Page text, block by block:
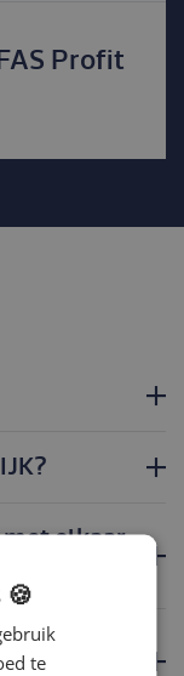
Profit
met elkaar
te